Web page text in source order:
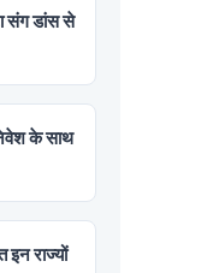
संग डांस से
के साथ
राज्यों